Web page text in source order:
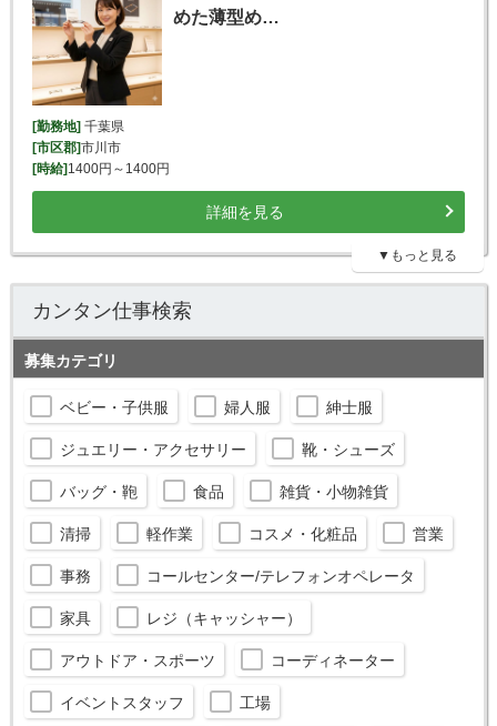
めた薄型め…
[勤務地]千葉県
[市区郡]市川市
[時給]1400円～1400円
詳細を見る
▼もっと見る
カンタン仕事検索
募集カテゴリ
ベビー・子供服 婦人服 紳士服
ジュエリー・アクセサリー 靴・シューズ
バッグ・鞄 食品 雑貨・小物雑貨
清掃 軽作業 コスメ・化粧品 営業
事務 コールセンター/テレフォンオペレータ
家具 レジ（キャッシャー）
アウトドア・スポーツ コーディネーター
イベントスタッフ 工場